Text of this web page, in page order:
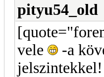
pityu54_old
vele
-a